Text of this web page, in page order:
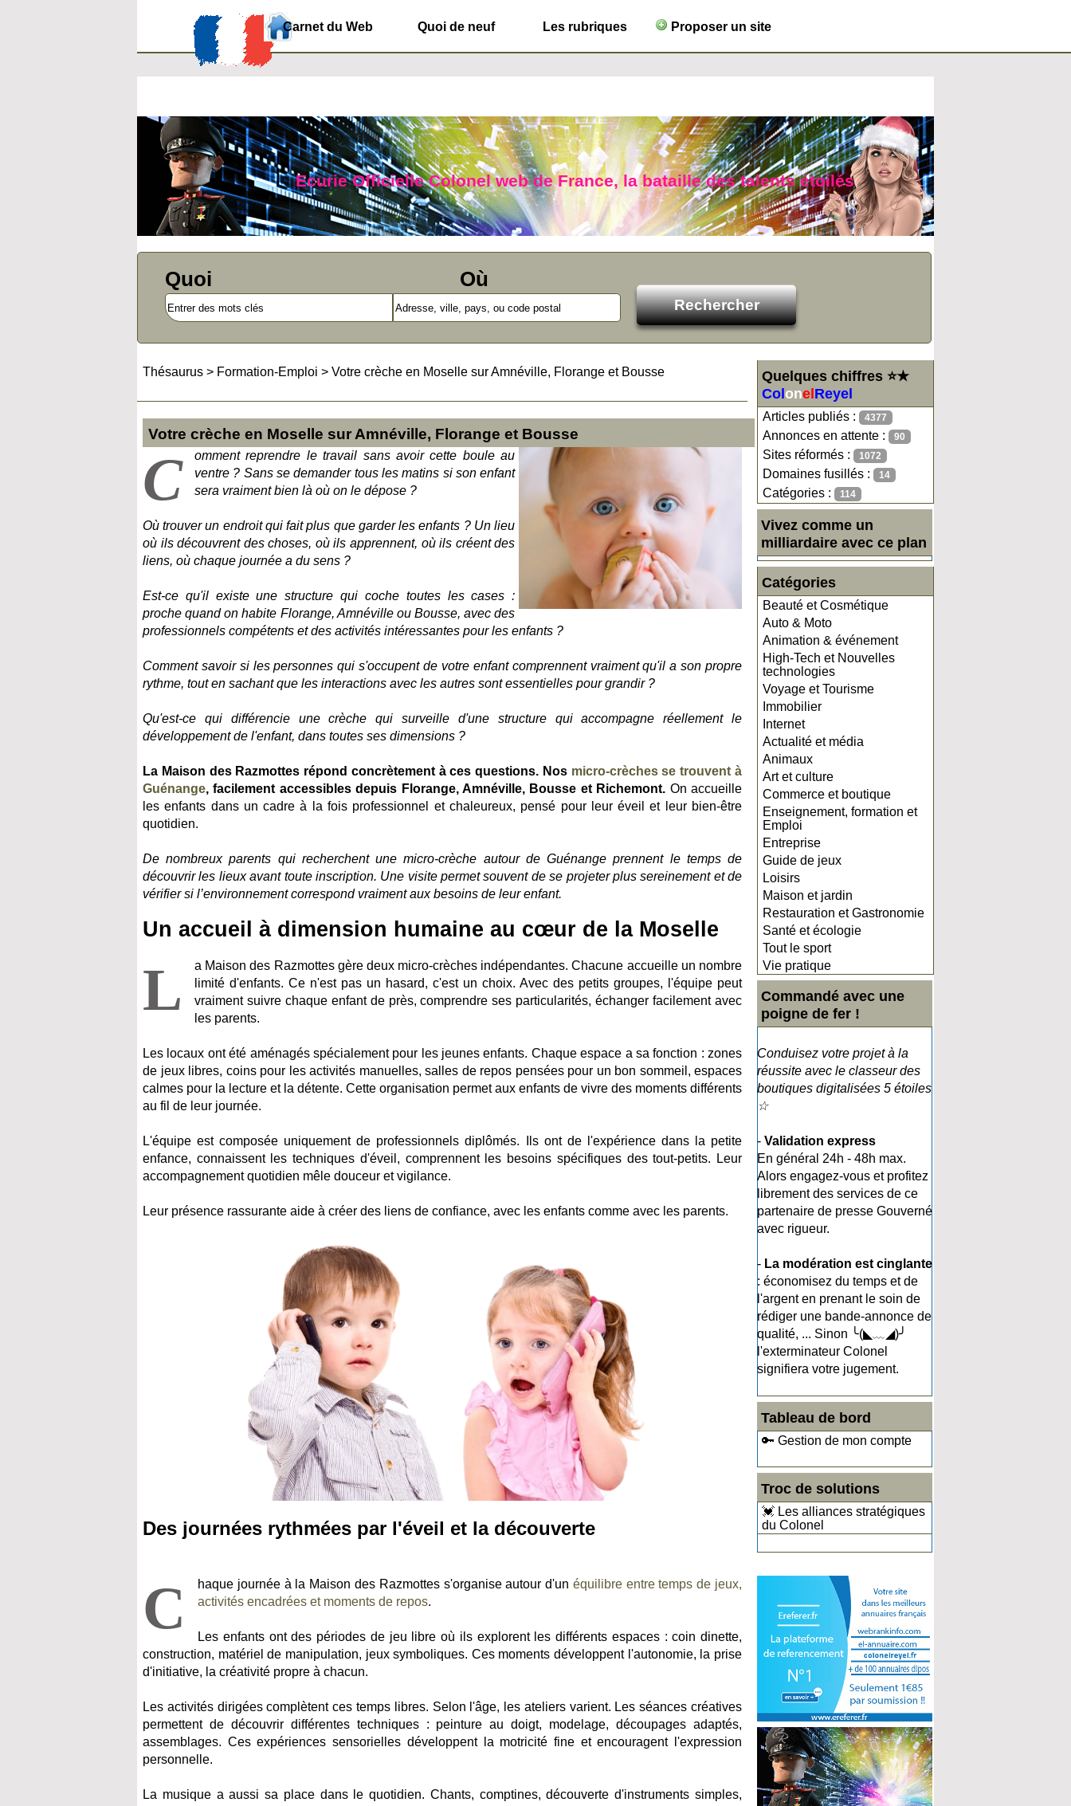
Carnet du Web Quoi de neuf Les rubriques Proposer un site
Ecurie Officielle Colonel web de France, la bataille des talents étoilés
Quoi Où
Quelques chiffres ⭐★
Col onel Reyel
Articles publiés : 4377
Annonces en attente : 90
Sites réformés : 1072
Domaines fusillés : 14
Catégories : 114
Vivez comme un
milliardaire avec ce plan
Catégories
Beauté et Cosmétique
Auto & Moto
Animation & événement
High-Tech et Nouvelles
technologies
Voyage et Tourisme
Immobilier
Internet
Actualité et média
Animaux
Art et culture
Commerce et boutique
Enseignement, formation et
Emploi
Entreprise
Guide de jeux
Loisirs
Maison et jardin
Restauration et Gastronomie
Santé et écologie
Tout le sport
Vie pratique
Commandé avec une
poigne de fer !
Conduisez votre projet à la
réussite avec le classeur des
boutiques digitalisées 5 étoiles
☆
- Validation express
En général 24h - 48h max.
Alors engagez-vous et profitez
librement des services de ce
partenaire de presse Gouverné
avec rigueur.
- La modération est cinglante
: économisez du temps et de
l'argent en prenant le soin de
rédiger une bande-annonce de
qualité, ... Sinon ╰(◣﹏◢)╯
l'exterminateur Colonel
signifiera votre jugement.
Tableau de bord
🔑 Gestion de mon compte
Troc de solutions
💓 Les alliances stratégiques
du Colonel
Thésaurus > Formation-Emploi > Votre crèche en Moselle sur Amnéville, Florange et Bousse
Votre crèche en Moselle sur Amnéville, Florange et Bousse
C
omment reprendre le travail sans avoir cette boule au
ventre ? Sans se demander tous les matins si son enfant
sera vraiment bien là où on le dépose ?
Où trouver un endroit qui fait plus que garder les enfants ? Un lieu
où ils découvrent des choses, où ils apprennent, où ils créent des
liens, où chaque journée a du sens ?
Est-ce qu'il existe une structure qui coche toutes les cases :
proche quand on habite Florange, Amnéville ou Bousse, avec des
professionnels compétents et des activités intéressantes pour les enfants ?
Comment savoir si les personnes qui s'occupent de votre enfant comprennent vraiment qu'il a son propre
rythme, tout en sachant que les interactions avec les autres sont essentielles pour grandir ?
Qu'est-ce qui différencie une crèche qui surveille d'une structure qui accompagne réellement le
développement de l'enfant, dans toutes ses dimensions ?
La Maison des Razmottes répond concrètement à ces questions. Nos micro-crèches se trouvent à
Guénange, facilement accessibles depuis Florange, Amnéville, Bousse et Richemont. On accueille
les enfants dans un cadre à la fois professionnel et chaleureux, pensé pour leur éveil et leur bien-être
quotidien.
De nombreux parents qui recherchent une micro-crèche autour de Guénange prennent le temps de
découvrir les lieux avant toute inscription. Une visite permet souvent de se projeter plus sereinement et de
vérifier si l’environnement correspond vraiment aux besoins de leur enfant.
Un accueil à dimension humaine au cœur de la Moselle
L
a Maison des Razmottes gère deux micro-crèches indépendantes. Chacune accueille un nombre
limité d'enfants. Ce n'est pas un hasard, c'est un choix. Avec des petits groupes, l'équipe peut
vraiment suivre chaque enfant de près, comprendre ses particularités, échanger facilement avec
les parents.
Les locaux ont été aménagés spécialement pour les jeunes enfants. Chaque espace a sa fonction : zones
de jeux libres, coins pour les activités manuelles, salles de repos pensées pour un bon sommeil, espaces
calmes pour la lecture et la détente. Cette organisation permet aux enfants de vivre des moments différents
au fil de leur journée.
L'équipe est composée uniquement de professionnels diplômés. Ils ont de l'expérience dans la petite
enfance, connaissent les techniques d'éveil, comprennent les besoins spécifiques des tout-petits. Leur
accompagnement quotidien mêle douceur et vigilance.
Leur présence rassurante aide à créer des liens de confiance, avec les enfants comme avec les parents.
Des journées rythmées par l'éveil et la découverte
C haque journée à la Maison des Razmottes s'organise autour d'un équilibre entre temps de jeux,
activités encadrées et moments de repos.
Les enfants ont des périodes de jeu libre où ils explorent les différents espaces : coin dinette,
construction, matériel de manipulation, jeux symboliques. Ces moments développent l'autonomie, la prise
d'initiative, la créativité propre à chacun.
Les activités dirigées complètent ces temps libres. Selon l'âge, les ateliers varient. Les séances créatives
permettent de découvrir différentes techniques : peinture au doigt, modelage, découpages adaptés,
assemblages. Ces expériences sensorielles développent la motricité fine et encouragent l'expression
personnelle.
La musique a aussi sa place dans le quotidien. Chants, comptines, découverte d'instruments simples,